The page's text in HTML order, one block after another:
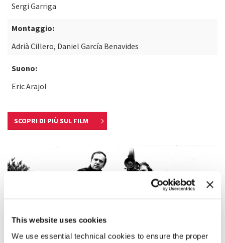
This website uses cookies
We use essential technical cookies to ensure the proper
Sergi Garriga
Montaggio:
Adrià Cillero, Daniel García Benavides
Suono:
Eric Arajol
SCOPRI DI PIÙ SUL FILM